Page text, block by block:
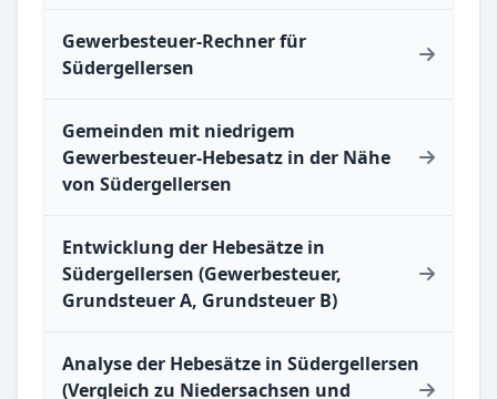
Gewerbesteuer-Rechner für
Südergellersen
Gemeinden mit niedrigem
Gewerbesteuer-Hebesatz in der Nähe
von Südergellersen
Entwicklung der Hebesätze in
Südergellersen (Gewerbesteuer,
Grundsteuer A, Grundsteuer B)
Analyse der Hebesätze in Südergellersen
(Vergleich zu Niedersachsen und